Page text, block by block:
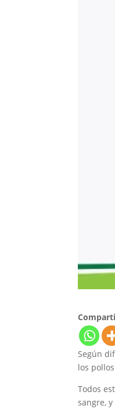
Según
los
Todos
sangre,